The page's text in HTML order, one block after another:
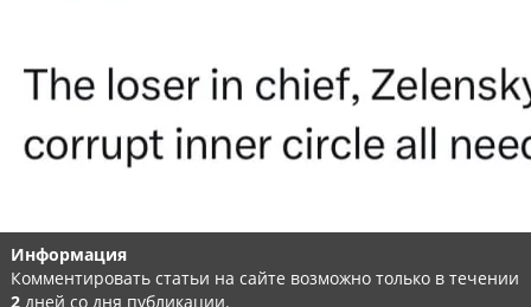
Информация
Комментировать статьи на сайте возможно только в течении
2 дней со дня публикации.